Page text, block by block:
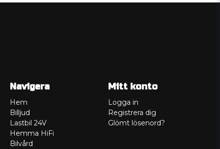
Navigera
Hem
Billjud
Lastbil 24V
Hemma HiFi
Bilvård
Mitt konto
Logga in
Registrera dig
Glömt lösenord?